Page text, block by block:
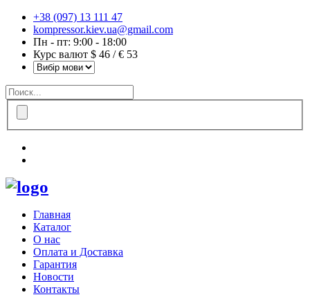
+38 (097) 13 111 47
kompressor.kiev.ua@gmail.com
Пн - пт: 9:00 - 18:00
Курс валют $ 46 / € 53
Главная
Каталог
О нас
Оплата и Доставка
Гарантия
Новости
Контакты